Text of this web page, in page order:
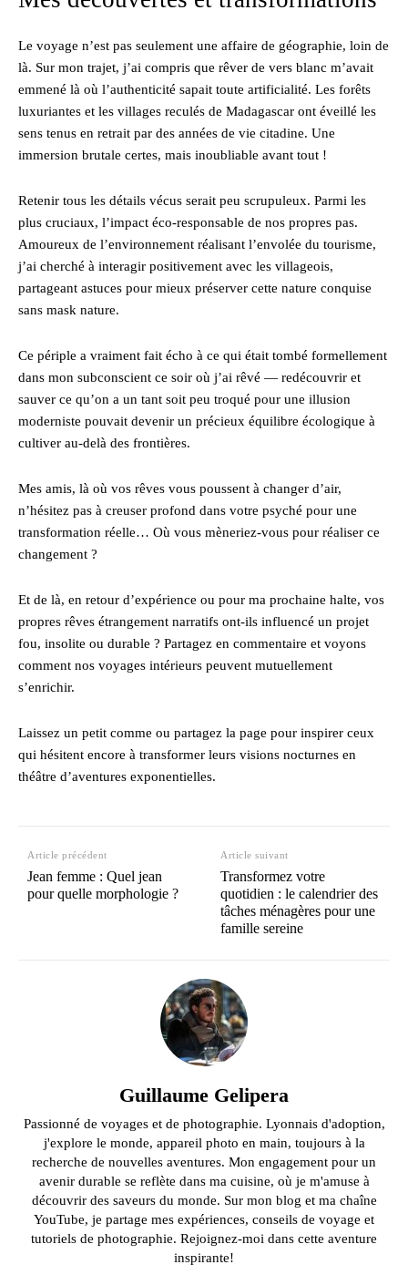
Le voyage n’est pas seulement une affaire de géographie, loin de
là. Sur mon trajet, j’ai compris que rêver de vers blanc m’avait
emmené là où l’authenticité sapait toute artificialité. Les forêts
luxuriantes et les villages reculés de Madagascar ont éveillé les
sens tenus en retrait par des années de vie citadine. Une
immersion brutale certes, mais inoubliable avant tout !
Retenir tous les détails vécus serait peu scrupuleux. Parmi les
plus cruciaux, l’impact éco-responsable de nos propres pas.
Amoureux de l’environnement réalisant l’envolée du tourisme,
j’ai cherché à interagir positivement avec les villageois,
partageant astuces pour mieux préserver cette nature conquise
sans mask nature.
Ce périple a vraiment fait écho à ce qui était tombé formellement
dans mon subconscient ce soir où j’ai rêvé — redécouvrir et
sauver ce qu’on a un tant soit peu troqué pour une illusion
moderniste pouvait devenir un précieux équilibre écologique à
cultiver au-delà des frontières.
Mes amis, là où vos rêves vous poussent à changer d’air,
n’hésitez pas à creuser profond dans votre psyché pour une
transformation réelle… Où vous mèneriez-vous pour réaliser ce
changement ?
Et de là, en retour d’expérience ou pour ma prochaine halte, vos
propres rêves étrangement narratifs ont-ils influencé un projet
fou, insolite ou durable ? Partagez en commentaire et voyons
comment nos voyages intérieurs peuvent mutuellement
s’enrichir.
Laissez un petit comme ou partagez la page pour inspirer ceux
qui hésitent encore à transformer leurs visions nocturnes en
théâtre d’aventures exponentielles.
Article précédent
Jean femme : Quel jean
pour quelle morphologie ?
Article suivant
Transformez votre
quotidien : le calendrier des
tâches ménagères pour une
famille sereine
Guillaume Gelipera
Passionné de voyages et de photographie. Lyonnais d'adoption,
j'explore le monde, appareil photo en main, toujours à la
recherche de nouvelles aventures. Mon engagement pour un
avenir durable se reflète dans ma cuisine, où je m'amuse à
découvrir des saveurs du monde. Sur mon blog et ma chaîne
YouTube, je partage mes expériences, conseils de voyage et
tutoriels de photographie. Rejoignez-moi dans cette aventure
inspirante!